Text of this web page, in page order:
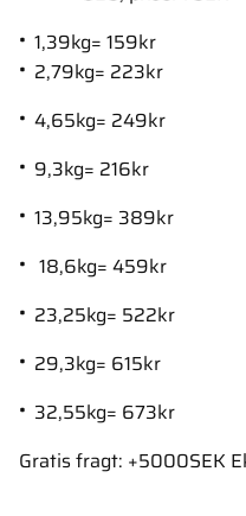
1,39kg= 159kr
2,79kg= 223kr
4,65kg= 249kr
9,3kg= 216kr
13,95kg= 389kr
18,6kg= 459kr
23,25kg= 522kr
29,3kg= 615kr
32,55kg= 673kr
Gratis fragt: +5000SEK